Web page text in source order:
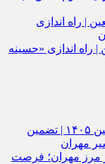
مهران/ تداوم تأمین آب
راه‌ اندازی «حسینه
تلاش جهادی آب و فاضلاب ایلام در اربعین ۱۴۰۵ | تضمین